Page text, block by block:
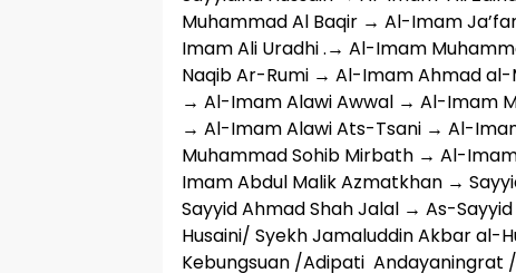
Muhammad Al Baqir → Al-Imam
Imam Ali Uradhi .→ Al-Imam
Naqib Ar-Rumi → Al-Imam Ahmad
→ Al-Imam Alawi Awwal → Al-Imam
→ Al-Imam Alawi Ats-Tsani → Al-
Muhammad Sohib Mirbath → Al-
Imam Abdul Malik Azmatkhan →
Sayyid Ahmad Shah Jalal → As-
Husaini/ Syekh Jamaluddin Akbar al-
Kebungsuan /Adipati Andayaningrat